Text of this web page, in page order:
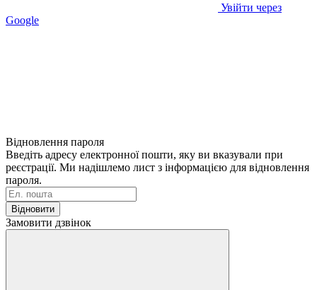
Увійти через
Google
Відновлення пароля
Введіть адресу електронної пошти, яку ви вказували при
реєстрації. Ми надішлемо лист з інформацією для відновлення
пароля.
Відновити
Замовити дзвінок